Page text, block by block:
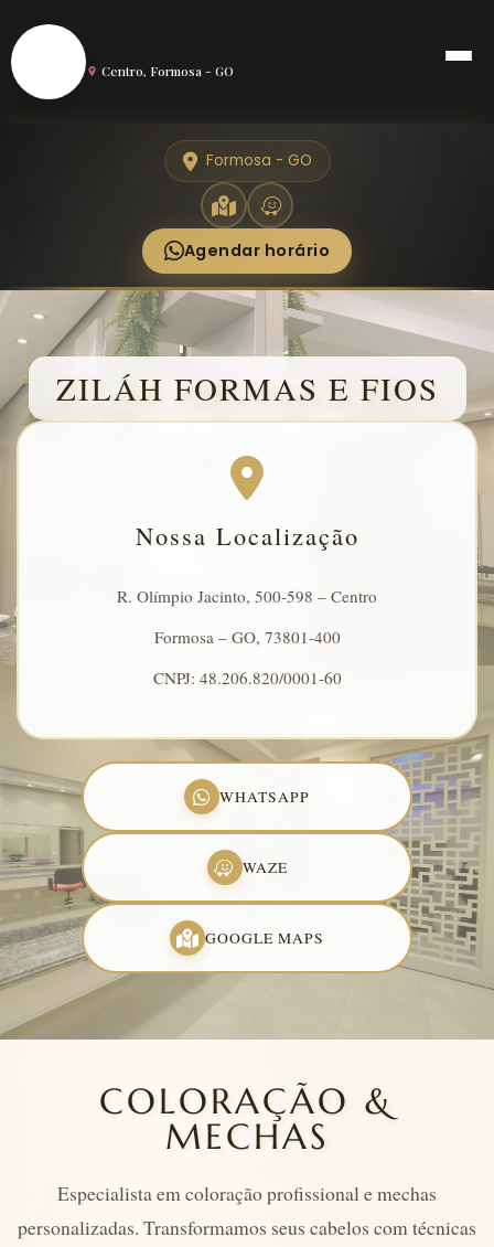
Centro, Formosa - GO
Formosa - GO
Agendar horário
ZILÁH FORMAS E FIOS
Nossa Localização
R. Olímpio Jacinto, 500-598 – Centro
Formosa – GO, 73801-400
CNPJ: 48.206.820/0001-60
WHATSAPP
WAZE
GOOGLE MAPS
COLORAÇÃO &
MECHAS
Especialista em coloração profissional e mechas
personalizadas. Transformamos seus cabelos com técnicas